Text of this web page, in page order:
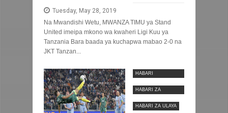
Tuesday, May 28, 2019
Na Mwandishi Wetu, MWANZA TIMU ya Stand
United imeipa mkono wa kwaheri Ligi Kuu ya
Tanzania Bara baada ya kuchapwa mabao 2-0 na
JKT Tanzan...
HABARI
HABARI ZA
HABARI ZA ULAYA